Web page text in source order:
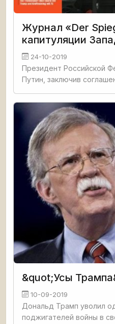
Журнал «Der
капитуляции
24-10-2019
Президент Российской
Путин, заключив
подверглась западной,
ваххабитской агрессии. Об
&quot;Усы
10-09-2019
Дональд Трамп уволил
поджигателей войны в